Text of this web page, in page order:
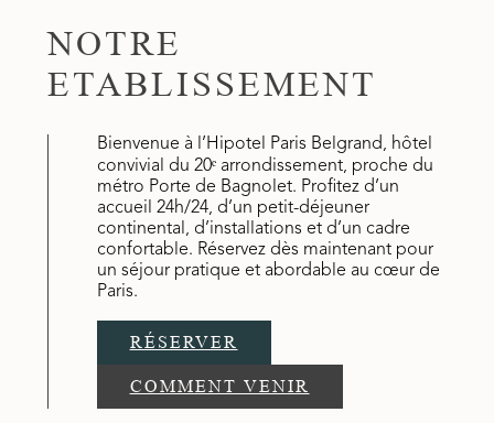
NOTRE
ETABLISSEMENT
Bienvenue à l’Hipotel Paris Belgrand, hôtel
convivial du 20ᵉ arrondissement, proche du
métro Porte de Bagnolet. Profitez d’un
accueil 24h/24, d’un petit-déjeuner
continental, d’installations et d’un cadre
confortable. Réservez dès maintenant pour
un séjour pratique et abordable au cœur de
Paris.
RÉSERVER
COMMENT VENIR